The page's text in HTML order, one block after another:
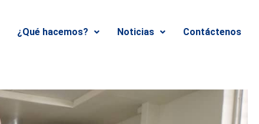
¿Qué hacemos? Noticias Contáctenos